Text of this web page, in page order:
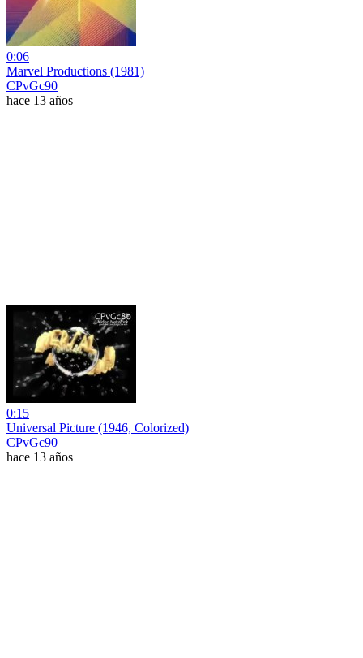
0:06
Marvel Productions (1981)
CPvGc90
hace 13 años
0:15
Universal Picture (1946, Colorized)
CPvGc90
hace 13 años